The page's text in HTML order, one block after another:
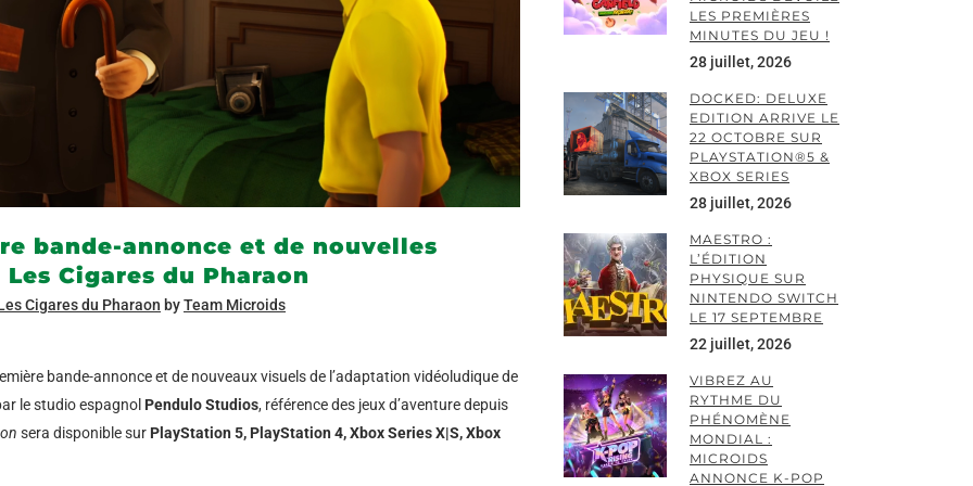
bande-annonce et de nouvelles
Cigares du Pharaon
Cigares du Pharaon byTeam Microids
bande-annonce et de nouveaux visuels de l’adaptation vidéoludique de
le studio espagnol Pendulo Studios, référence des jeux d’aventure depuis
sera disponible sur PlayStation 5, PlayStation 4, Xbox Series X|S, Xbox
LES PREMIÈRES
MINUTES DU JEU !
28 juillet, 2026
DOCKED: DELUXE
EDITION ARRIVE LE
22 OCTOBRE SUR
PLAYSTATION®5 &
XBOX SERIES
28 juillet, 2026
MAESTRO :
L’ÉDITION
PHYSIQUE SUR
NINTENDO SWITCH
LE 17 SEPTEMBRE
22 juillet, 2026
VIBREZ AU
RYTHME DU
PHÉNOMÈNE
MONDIAL :
MICROIDS
ANNONCE K-POP